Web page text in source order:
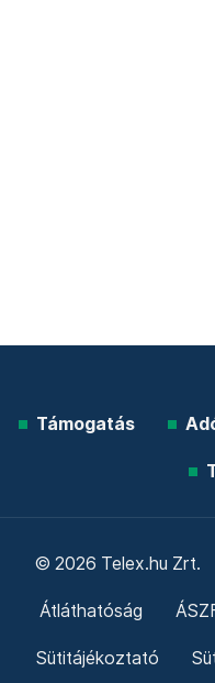
Támogatás
© 2026 Telex.hu Zrt.
Átláthatóság
Sütitájékoztató